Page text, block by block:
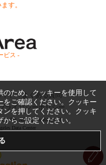
す。
ビス -
イド
よくある質問
ライバシーポリシー
Inc. All Rights Reserved.
Data Center
ため、クッキーを使用して
をご確認ください。クッキー
を押してください。クッキ
らご設定ください。